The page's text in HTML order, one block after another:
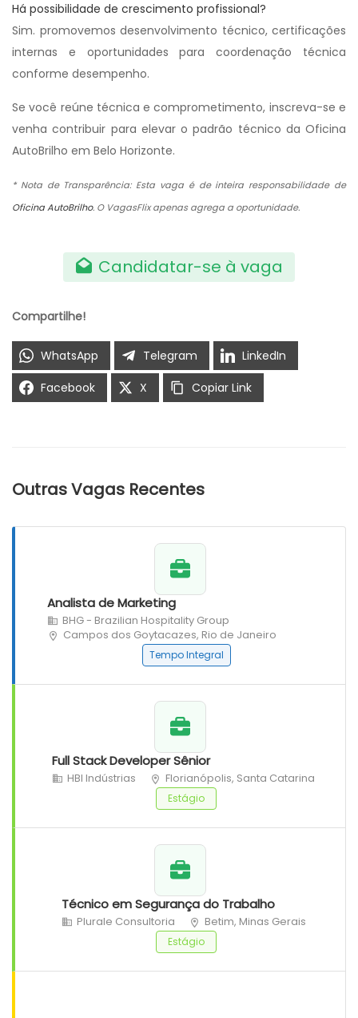
Há possibilidade de crescimento profissional?
Sim. promovemos desenvolvimento técnico, certificações
internas e oportunidades para coordenação técnica
conforme desempenho.
Se você reúne técnica e comprometimento, inscreva-se e
venha contribuir para elevar o padrão técnico da Oficina
AutoBrilho em Belo Horizonte.
* Nota de Transparência: Esta vaga é de inteira responsabilidade de
Oficina AutoBrilho. O VagasFlix apenas agrega a oportunidade.
Candidatar-se à vaga
Compartilhe!
WhatsApp Telegram
LinkedIn
Facebook
X Copiar Link
Outras Vagas Recentes
Analista de Marketing
BHG - Brazilian Hospitality Group
Campos dos Goytacazes, Rio de Janeiro
Tempo Integral
Full Stack Developer Sênior
HBI Indústrias Florianópolis, Santa Catarina
Estágio
Técnico em Segurança do Trabalho
Plurale Consultoria Betim, Minas Gerais
Estágio